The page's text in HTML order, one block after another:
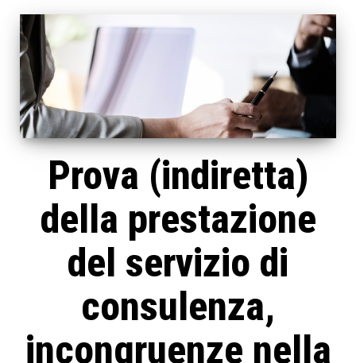
Prova (indiretta)
della prestazione
del servizio di
consulenza,
incongruenze nella